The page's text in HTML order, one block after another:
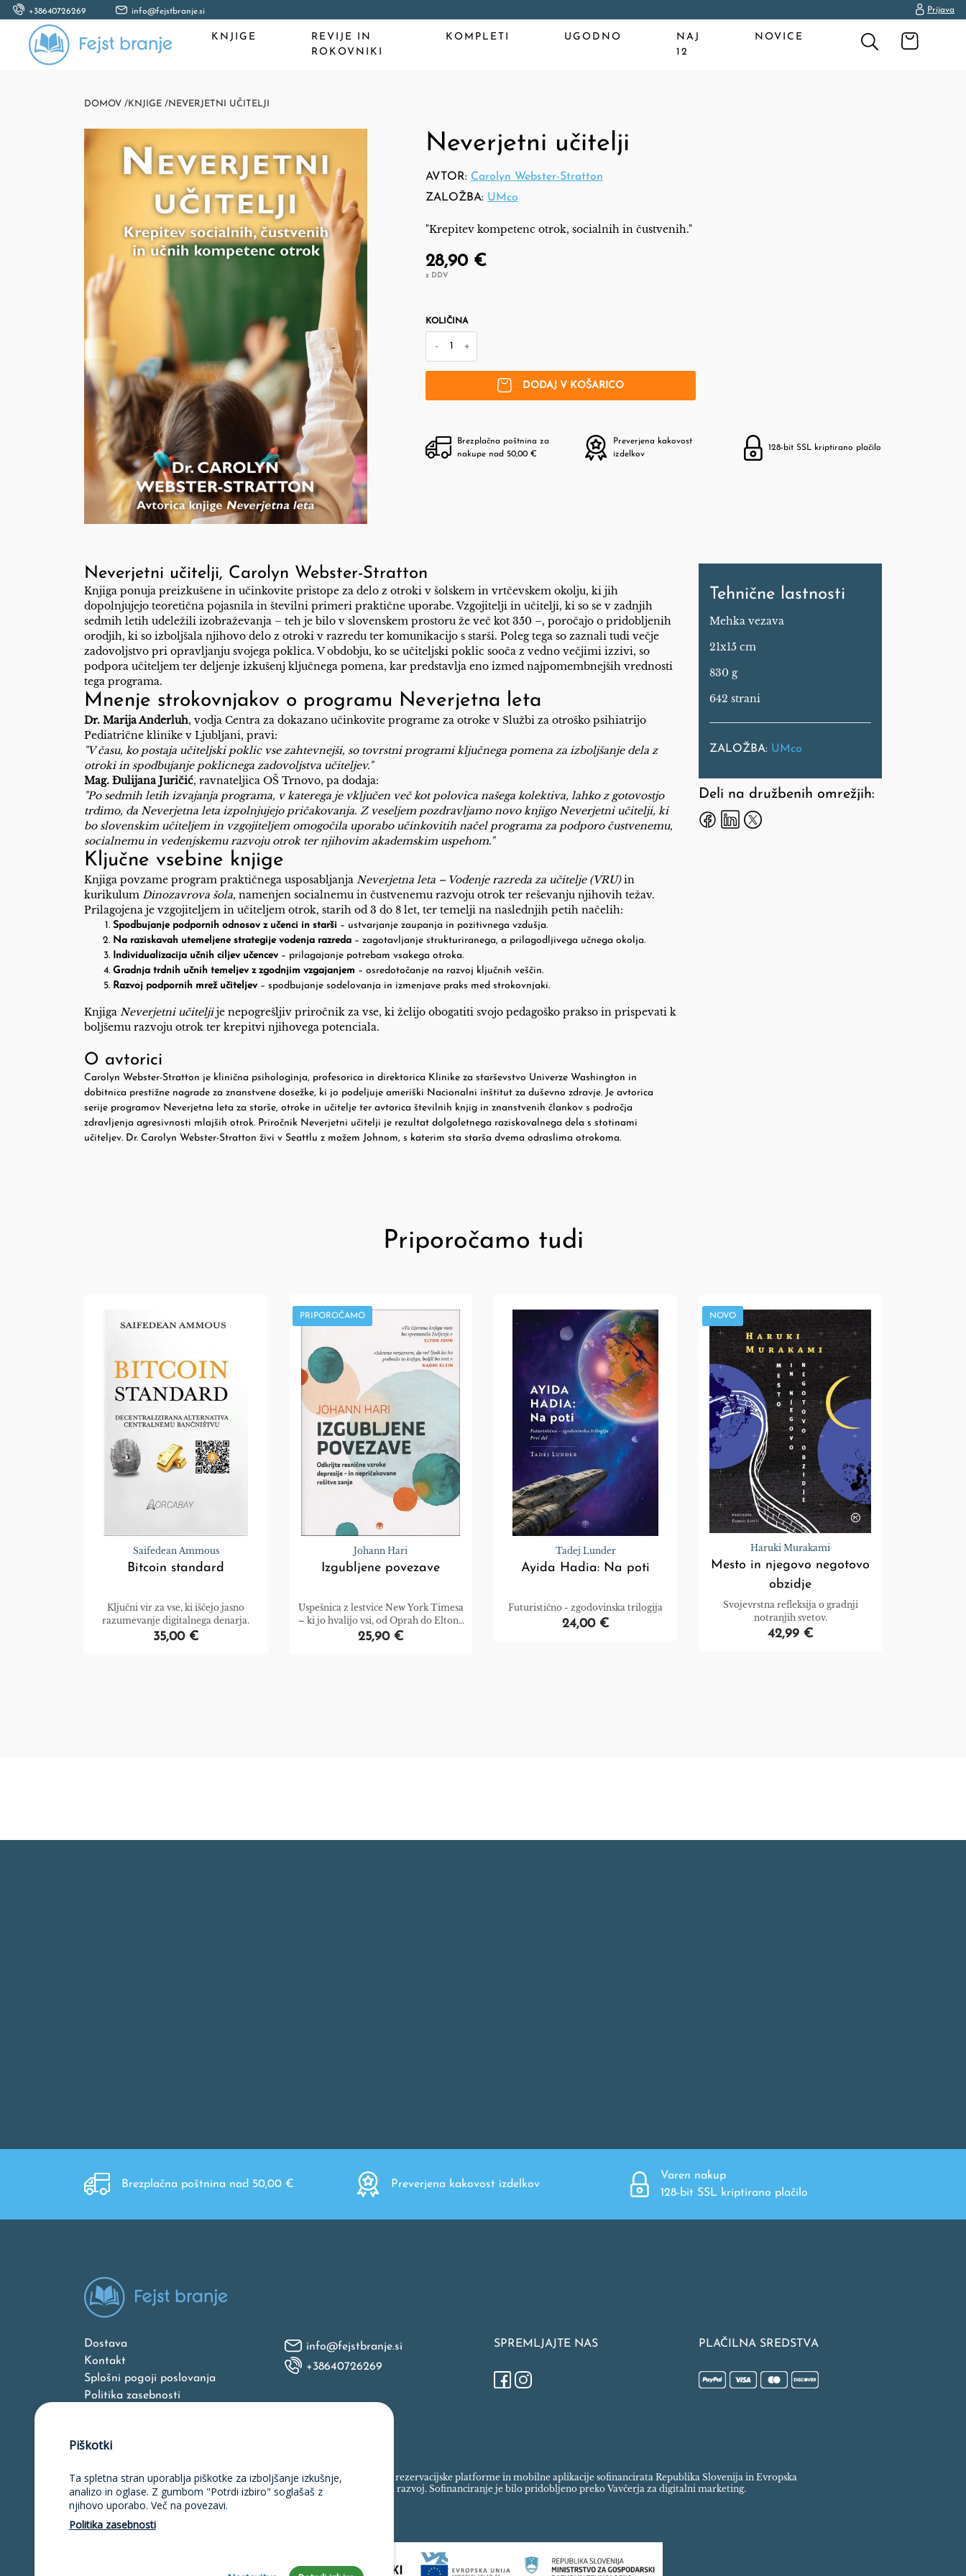
+38640726269 info@fejstbranje.si Prijava
KNJIGE
REVIJE IN
ROKOVNIKI
KOMPLETI UGODNO
NAJ
12
NOVICE
DOMOV /KNJIGE /NEVERJETNI UČITELJI
Neverjetni učitelji
AVTOR: Carolyn Webster-Stratton
ZALOŽBA: UMco
"Krepitev kompetenc otrok, socialnih in čustvenih."
28,90 €
z DDV
KOLIČINA
- +
DODAJ V KOŠARICO
Brezplačna poštnina za
nakupe nad 50,00 €
Preverjena kakovost
izdelkov
128-bit SSL kriptirano plačilo
Neverjetni učitelji, Carolyn Webster-Stratton
Knjiga ponuja preizkušene in učinkovite pristope za delo z otroki v šolskem in vrtčevskem okolju, ki jih
dopolnjujejo teoretična pojasnila in številni primeri praktične uporabe. Vzgojitelji in učitelji, ki so se v zadnjih
sedmih letih udeležili izobraževanja – teh je bilo v slovenskem prostoru že več kot 350 –, poročajo o pridobljenih
orodjih, ki so izboljšala njihovo delo z otroki v razredu ter komunikacijo s starši. Poleg tega so zaznali tudi večje
zadovoljstvo pri opravljanju svojega poklica. V obdobju, ko se učiteljski poklic sooča z vedno večjimi izzivi, so
podpora učiteljem ter deljenje izkušenj ključnega pomena, kar predstavlja eno izmed najpomembnejših vrednosti
tega programa.
Mnenje strokovnjakov o programu Neverjetna leta
Dr. Marija Anderluh, vodja Centra za dokazano učinkovite programe za otroke v Službi za otroško psihiatrijo
Pediatrične klinike v Ljubljani, pravi:
"V času, ko postaja učiteljski poklic vse zahtevnejši, so tovrstni programi ključnega pomena za izboljšanje dela z
otroki in spodbujanje poklicnega zadovoljstva učiteljev."
Mag. Đulijana Juričić, ravnateljica OŠ Trnovo, pa dodaja:
"Po sedmih letih izvajanja programa, v katerega je vključen več kot polovica našega kolektiva, lahko z gotovostjo
trdimo, da Neverjetna leta izpolnjujejo pričakovanja. Z veseljem pozdravljamo novo knjigoNeverjetni učitelji, ki
bo slovenskim učiteljem in vzgojiteljem omogočila uporabo učinkovitih načel programa za podporo čustvenemu,
socialnemu in vedenjskemu razvoju otrok ter njihovim akademskim uspehom."
Ključne vsebine knjige
Knjiga povzame program praktičnega usposabljanja Neverjetna leta – Vodenje razreda za učitelje (VRU)in
kurikulum Dinozavrova šola, namenjen socialnemu in čustvenemu razvoju otrok ter reševanju njihovih težav.
Prilagojena je vzgojiteljem in učiteljem otrok, starih od 3 do 8 let, ter temelji na naslednjih petih načelih:
Spodbujanje podpornih odnosov z učenci in starši – ustvarjanje zaupanja in pozitivnega vzdušja.
Na raziskavah utemeljene strategije vodenja razreda – zagotavljanje strukturiranega, a prilagodljivega učnega okolja.
Individualizacija učnih ciljev učencev– prilagajanje potrebam vsakega otroka.
Gradnja trdnih učnih temeljev z zgodnjim vzgajanjem – osredotočanje na razvoj ključnih veščin.
Razvoj podpornih mrež učiteljev– spodbujanje sodelovanja in izmenjave praks med strokovnjaki.
Knjiga Neverjetni učiteljije nepogrešljiv priročnik za vse, ki želijo obogatiti svojo pedagoško prakso in prispevati k
boljšemu razvoju otrok ter krepitvi njihovega potenciala.
O avtorici
Carolyn Webster-Stratton je klinična psihologinja, profesorica in direktorica Klinike za starševstvo Univerze Washington in
dobitnica prestižne nagrade za znanstvene dosežke, ki jo podeljuje ameriški Nacionalni inštitut za duševno zdravje. Je avtorica
serije programov Neverjetna leta za starše, otroke in učitelje ter avtorica številnih knjig in znanstvenih člankov s področja
zdravljenja agresivnosti mlajših otrok. Priročnik Neverjetni učitelji je rezultat dolgoletnega raziskovalnega dela s stotinami
učiteljev. Dr. Carolyn Webster-Stratton živi v Seattlu z možem Johnom, s katerim sta starša dvema odraslima otrokoma.
Tehnične lastnosti
Mehka vezava
21x15 cm
830 g
642 strani
ZALOŽBA: UMco
Deli na družbenih omrežjih:
Priporočamo tudi
Saifedean Ammous
Bitcoin standard
Ključni vir za vse, ki iščejo jasno
razumevanje digitalnega denarja.
35,00 €
PRIPOROČAMO
Johann Hari
Izgubljene povezave
Uspešnica z lestvice New York Timesa
– ki jo hvalijo vsi, od Oprah do Eltona
Johna
25,90 €
Tadej Lunder
Ayida Hadia: Na poti
Futuristično - zgodovinska trilogija
24,00 €
NOVO
Haruki Murakami
Mesto in njegovo negotovo
obzidje
Svojevrstna refleksija o gradnji
notranjih svetov.
42,99 €
Brezplačna poštnina nad 50,00 € Preverjena kakovost izdelkov
Varen nakup
128-bit SSL kriptirano plačilo
Dostava
Kontakt
Splošni pogoji poslovanja
Politika zasebnosti
info@fejstbranje.si
+38640726269
SPREMLJAJTE NAS PLAČILNA SREDSTVA
Naložbo v izdelavo spletne strani, spletne trgovine, rezervacijske platforme in mobilne aplikacije sofinancirata Republika Slovenija in Evropska
unija iz Evropskega sklada za regionalni razvoj. Sofinanciranje je bilo pridobljeno preko Vavčerja za digitalni marketing.
Piškotki
Ta spletna stran uporablja piškotke za izboljšanje izkušnje,
analizo in oglase. Z gumbom "Potrdi izbiro" soglašaš z
njihovo uporabo. Več na povezavi.
Politika zasebnosti